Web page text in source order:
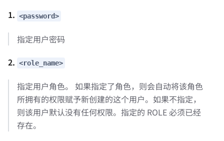
1. <password>
指定用户密码
2. <role_name>
指定用户角色。 如果指定了角色，则会自动将该角色
所拥有的权限赋予新创建的这个用户。如果不指定，
则该用户默认没有任何权限。指定的 ROLE 必须已经
存在。